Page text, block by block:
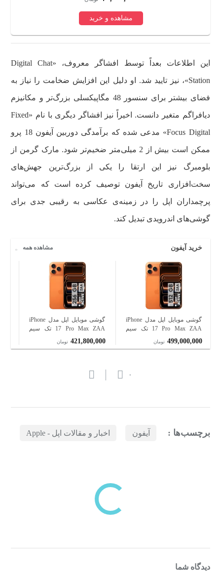
مشاهده و خرید
این اطلاعات بعداً توسط افشاگر معروف، «Digital Chat
Station»، نیز تایید شد. او دلیل این افزایش ضخامت را نیاز به
فضای بیشتر برای سنسور 48 مگاپیکسلی بزرگ‌تر و مکانیزم
دیافراگم متغیر دانست. اخیراً نیز افشاگر دیگری با نام «Fixed
Focus Digital» مدعی شده که برآمدگی دوربین آیفون 18 پرو
ممکن است بیش از 2 میلی‌متر ضخیم‌تر شود. مارک گرمن از
بلومبرگ نیز این ارتقا را یکی از بزرگ‌ترین جهش‌های
سخت‌افزاری تاریخ آیفون توصیف کرده است که می‌تواند
پرچمداران اپل را در زمینه‌ی عکاسی به رقیبی جدی برای
گوشی‌های اندرویدی تبدیل کند.
خرید آیفون مشاهده همه
گوشی موبایل اپل مدل iPhone
17 Pro Max ZAA تک سیم
گیگابایت و رم 12 گیگابایت -
499,000,000 تومان
گوشی موبایل اپل مدل iPhone
17 Pro Max ZAA تک سیم
گیگابایت و رم 12 گیگابایت -
421,800,000 تومان
۰
برچسب‌ها : آیفون اخبار و مقالات اپل - Apple
دیدگاه شما